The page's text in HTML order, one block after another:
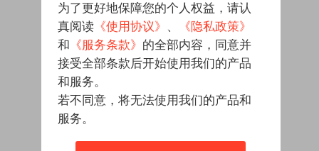
为了更好地保障您的个人权益，请认
真阅读 《使用协议》 、
《隐私政策》
和 《服务条款》 的全部内容，同意并
接受全部条款后开始使用我们的产品
和服务。
若不同意，将无法使用我们的产品和
服务。